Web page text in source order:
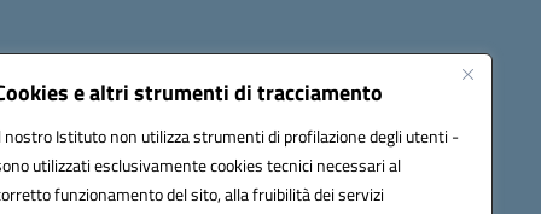
e altri strumenti di tracciamento
nostro Istituto non utilizza strumenti di profilazione degli utenti -
utilizzati esclusivamente cookies tecnici necessari al
funzionamento del sito, alla fruibilità dei servizi
ctic8bl002@pec.istruzione.it